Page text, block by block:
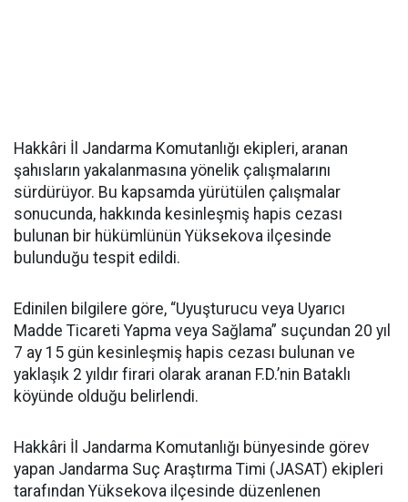
Hakkâri İl Jandarma Komutanlığı ekipleri, aranan
şahısların yakalanmasına yönelik çalışmalarını
sürdürüyor. Bu kapsamda yürütülen çalışmalar
sonucunda, hakkında kesinleşmiş hapis cezası
bulunan bir hükümlünün Yüksekova ilçesinde
bulunduğu tespit edildi.
Edinilen bilgilere göre, “Uyuşturucu veya Uyarıcı
Madde Ticareti Yapma veya Sağlama” suçundan 20 yıl
7 ay 15 gün kesinleşmiş hapis cezası bulunan ve
yaklaşık 2 yıldır firari olarak aranan F.D.’nin Bataklı
köyünde olduğu belirlendi.
Hakkâri İl Jandarma Komutanlığı bünyesinde görev
yapan Jandarma Suç Araştırma Timi (JASAT) ekipleri
tarafından Yüksekova ilçesinde düzenlenen